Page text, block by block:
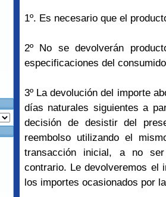
1º. Es necesario que el
2º No se devolverán
especificaciones del
3º La devolución del importe
días naturales siguientes a
decisión de desistir del
reembolso utilizando el
transacción inicial, a no
contrario. Le devolveremos el
los importes ocasionados por